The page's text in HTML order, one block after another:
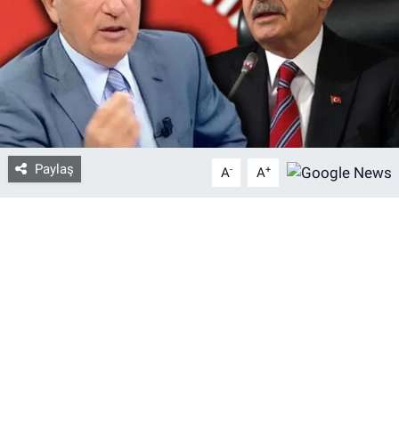
Paylaş A- A+
Bize ulaşın
İletişim/Künye
Yaşam
Gözden Kaçmasın